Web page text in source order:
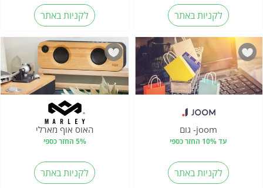
לקניות באתר לקניות באתר
joom- גום
עד 10% החזר כספי
לקניות באתר
האוס אוף מארלי
5% החזר כספי
לקניות באתר